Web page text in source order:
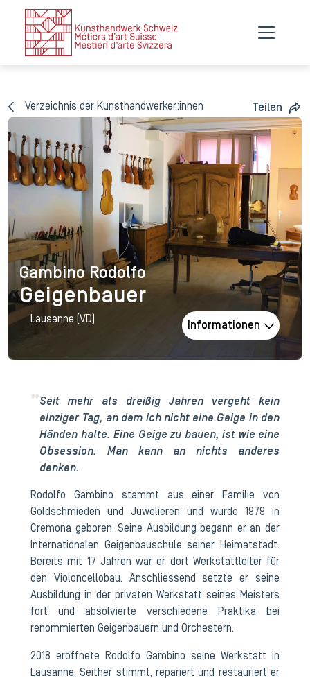
Verzeichnis der Kunsthandwerker:innen Teilen
Gambino Rodolfo
Gambino Rodolfo
Geigenbauer
Lausanne (VD)
Informationen
Seit mehr als dreißig Jahren vergeht kein
einziger Tag, an dem ich nicht eine Geige in den
Händen halte. Eine Geige zu bauen, ist wie eine
Obsession. Man kann an nichts anderes
denken.
Rodolfo Gambino stammt aus einer Familie von
Goldschmieden und Juwelieren und wurde 1979 in
Cremona geboren. Seine Ausbildung begann er an der
Internationalen Geigenbauschule seiner Heimatstadt.
Bereits mit 17 Jahren war er dort Werkstattleiter für
den Violoncellobau. Anschliessend setzte er seine
Ausbildung in der privaten Werkstatt seines Meisters
fort und absolvierte verschiedene Praktika bei
renommierten Geigenbauern und Orchestern.
2018 eröffnete Rodolfo Gambino seine Werkstatt in
Lausanne. Seither stimmt, repariert und restauriert er